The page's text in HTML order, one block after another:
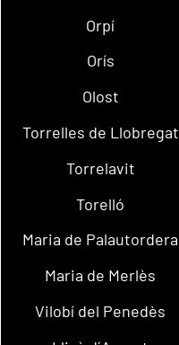
Orpí
Orís
Olost
Torrelles de Llobregat
Torrelavit
Torelló
Maria de Palautordera
Maria de Merlès
Vilobí del Penedès